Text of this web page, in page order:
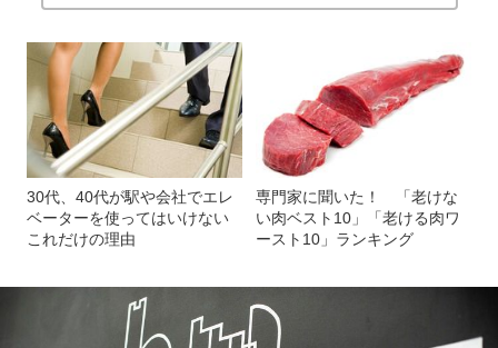
30代、40代が駅や会社でエレ
ベーターを使ってはいけない
これだけの理由
専門家に聞いた！ 「老けな
い肉ベスト10」「老ける肉ワ
ースト10」ランキング